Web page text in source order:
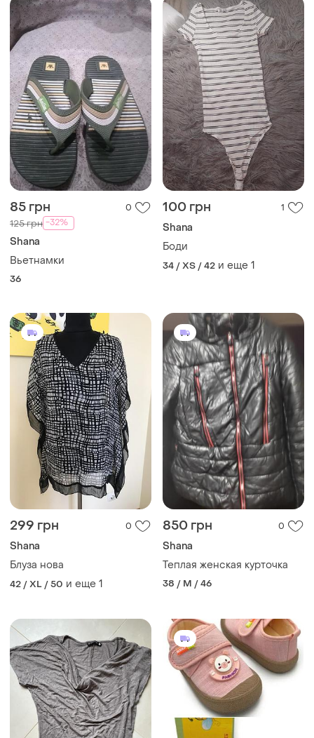
85 грн 0
125 грн -32%
Shana
Вьетнамки
36
100 грн 1
Shana
Боди
34 / XS / 42 и еще 1
299 грн 0
Shana
Блуза нова
42 / XL / 50 и еще 1
850 грн 0
Shana
Теплая женская курточка
38 / M / 46